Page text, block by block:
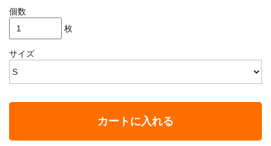
個数
枚
サイズ
カートに入れる